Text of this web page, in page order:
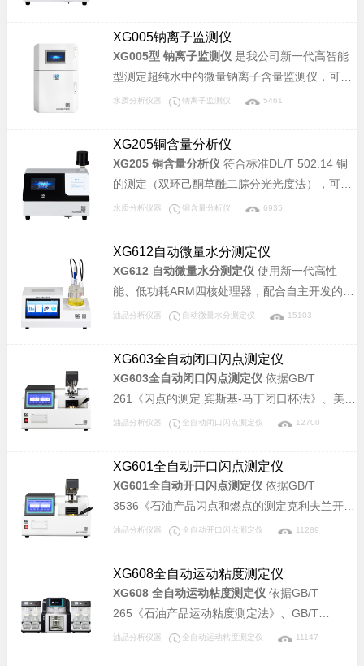
XG005钠离子监测仪
XG005型 钠离子监测仪是我公司新一代高智能
型测定超纯水中的微量钠离子含量监测仪，可广
泛应用于电厂及蒸汽动力厂高压蒸汽锅炉给水处
化工、制药、半导体等其它行业水处理系统。
水质分析仪器 钠离子监测仪 5461
XG205铜含量分析仪
XG205 铜含量分析仪符合标准DL/T 502.14 铜
的测定（双环己酮草酰二腙分光光度法），可广
泛应用于电力、化工、冶金、环保、制药、半导
水质分析仪器 铜含量分析仪 6935
XG612自动微量水分测定仪
XG612 自动微量水分测定仪使用新一代高性
能、低功耗ARM四核处理器，配合自主开发的先
进数字电路技术，仪器运行稳定、精度高。广泛
油品分析仪器 自动微量水分测定仪 15103
XG603全自动闭口闪点测定仪
XG603全自动闭口闪点测定仪依据GB/T
261《闪点的测定 宾斯基-马丁闭口杯法》、美国
材料协会标准 ASTM D93、ISO2719《闪点的测
制造。本仪器可广泛应用于石油、铁路、航空、
电力及大专院校、科研院所、油品检测等相关单
位，测定石油产品的闭口杯闪点值，是理想同类
油品分析仪器 全自动闭口闪点测定仪 12700
XG601全自动开口闪点测定仪
XG601全自动开口闪点测定仪依据GB/T
3536《石油产品闪点和燃点的测定克利夫兰开口
杯法》、美国材料协会标准 ASTM D92《克利夫
ISO2592《石油及有关产品闪点和燃点的测定水
平开口杯法》所规定的要求设计制造。本仪器可
广泛应用于石油、铁路、航空、电力及大专院
油品分析仪器 全自动开口闪点测定仪 11289
XG608全自动运动粘度测定仪
XG608 全自动运动粘度测定仪依据GB/T
265《石油产品运动粘度测定法》、GB/T
11137《深色石油产品运动粘度测定法(逆流
油品分析仪器 全自动运动粘度测定仪 11147